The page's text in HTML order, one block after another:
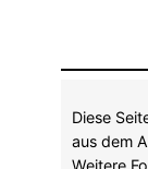
Diese
aus dem